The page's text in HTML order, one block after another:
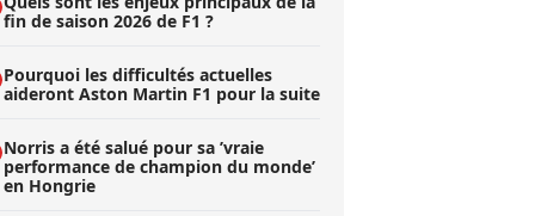
fin de saison 2026 de F1 ?
Pourquoi les difficultés actuelles
aideront Aston Martin F1 pour la suite
Norris a été salué pour sa ’vraie
performance de champion du monde’
en Hongrie